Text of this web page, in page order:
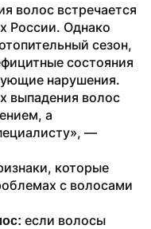
волос встречается
России. Однако
сезон,
состояния
нарушения.
выпадения волос
а
—
которые
с волосами
если волосы